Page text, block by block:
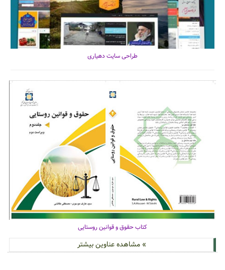
طراحی سایت دهیاری
کتاب حقوق و قوانین روستایی
» مشاهده عناوین بیشتر